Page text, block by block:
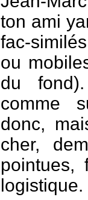
ton ami
fac-
ou
du
comme
donc,
cher,
logistique.